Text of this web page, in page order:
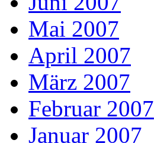
Mai 2007
April 2007
März 2007
Februar 2007
Januar 2007